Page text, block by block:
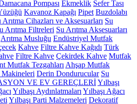
Pompası Ekmeklik Sefer Tası
Kavanoz Kapağı Pipet Buzdolabı
Arıtma Cihazları ve Aksesuarları Su
Arıtma Filtreleri Su Arıtma Aksesuarları
Arıtma Musluğu Endüstriyel Mutfak
Kahve Filtre Kahve Kağıdı Türk
Filtre Kahve Çekirdek Kahve Mutfak
Mutfak Tezgahları Ahşap Mutfak
Makineleri Derin Dondurucular Su
VE EV GEREÇLERİYılbaşı
Yılbaşı Aydınlatmaları Yılbaşı Ağacı
Yılbaşı Parti Malzemeleri Dekoratif